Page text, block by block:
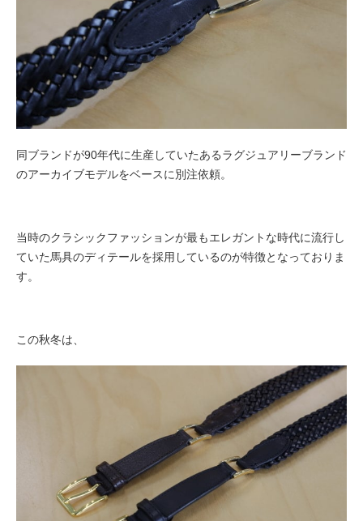
同ブランドが90年代に生産していたあるラグジュアリーブランド
のアーカイブモデルをベースに別注依頼。
当時のクラシックファッションが最もエレガントな時代に流行し
ていた馬具のディテールを採用しているのが特徴となっておりま
す。
この秋冬は、